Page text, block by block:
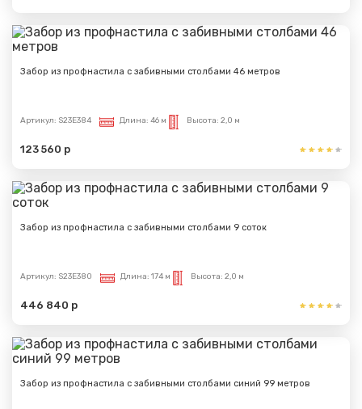
Забор из профнастила с забивными столбами 46 метров
Артикул: S23E384 Длина: 46 м Высота: 2,0 м
123 560 р
Забор из профнастила с забивными столбами 9 соток
Артикул: S23E380 Длина: 174 м Высота: 2,0 м
446 840 р
Забор из профнастила с забивными столбами синий 99 метров